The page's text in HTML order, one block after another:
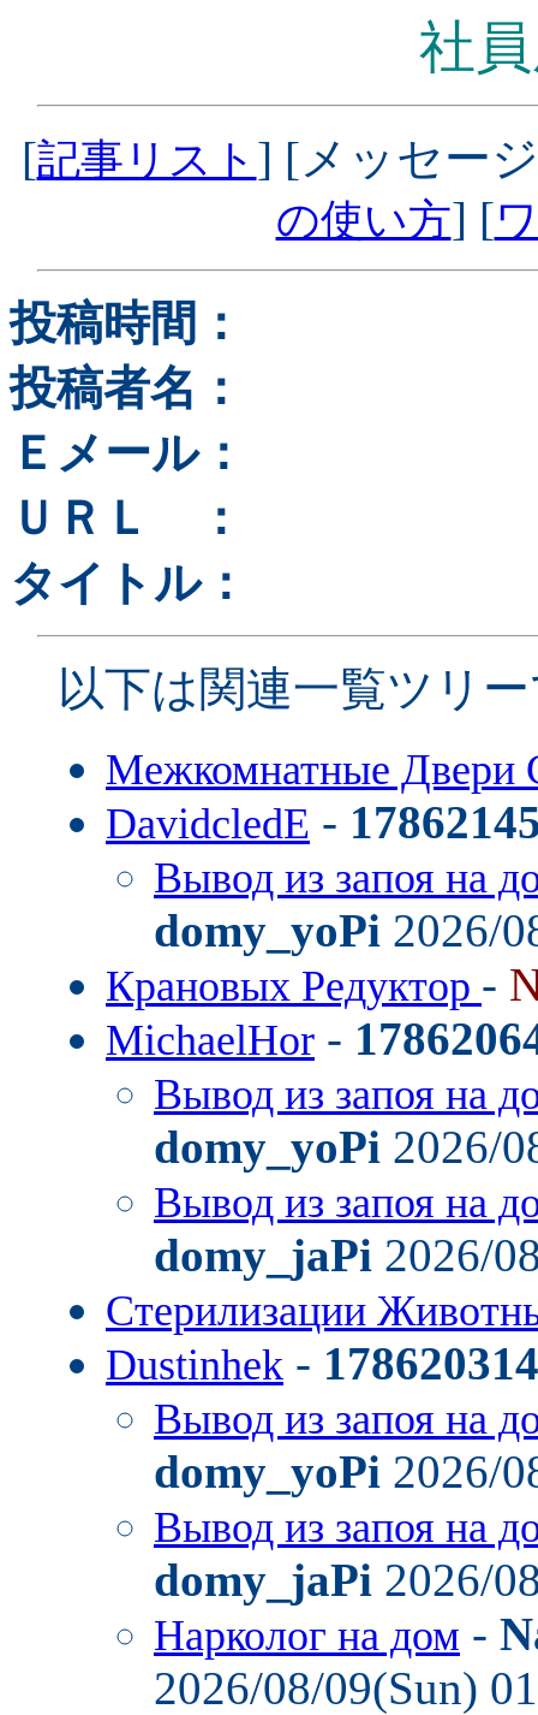
社
[記事リスト ] [メッセー
の使い方] [
投稿時間：
投稿者名：
Ｅメール：
ＵＲＬ ：
タイトル：
以下は関連一覧ツリ
Межкомнатные Двери
DavidcledE -
Вывод из запоя на
domy_yoPi 2026/
Крановых Редуктор -
MichaelHor -
Вывод из запоя на
domy_yoPi 2026/
Вывод из запоя на
domy_jaPi 2026/
Стерилизации
Dustinhek -
Вывод из запоя на
domy_yoPi 2026/
Вывод из запоя на
domy_jaPi 2026/
Нарколог на дом -
2026/08/09(Sun)